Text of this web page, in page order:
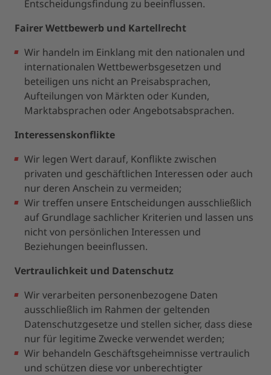
Entscheidungsfindung zu beeinflussen.
Fairer Wettbewerb und Kartellrecht
Wir handeln im Einklang mit den nationalen und
internationalen Wettbewerbsgesetzen und
beteiligen uns nicht an Preisabsprachen,
Aufteilungen von Märkten oder Kunden,
Marktabsprachen oder Angebotsabsprachen.
Interessenskonflikte
Wir legen Wert darauf, Konflikte zwischen
privaten und geschäftlichen Interessen oder auch
nur deren Anschein zu vermeiden;
Wir treffen unsere Entscheidungen ausschließlich
auf Grundlage sachlicher Kriterien und lassen uns
nicht von persönlichen Interessen und
Beziehungen beeinflussen.
Vertraulichkeit und Datenschutz
Wir verarbeiten personenbezogene Daten
ausschließlich im Rahmen der geltenden
Datenschutzgesetze und stellen sicher, dass diese
nur für legitime Zwecke verwendet werden;
Wir behandeln Geschäftsgeheimnisse vertraulich
und schützen diese vor unberechtigter